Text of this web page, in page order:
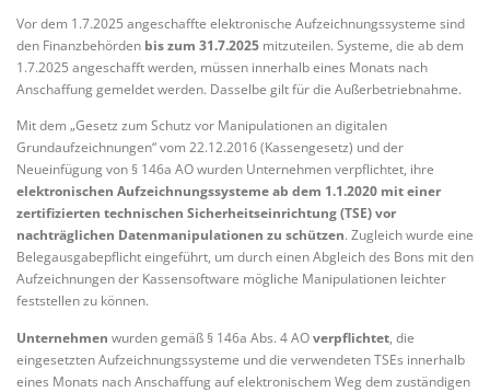
Vor dem 1.7.2025 angeschaffte elektronische Aufzeichnungssysteme sind
den Finanzbehörden bis zum 31.7.2025 mitzuteilen. Systeme, die ab dem
1.7.2025 angeschafft werden, müssen innerhalb eines Monats nach
Anschaffung gemeldet werden. Dasselbe gilt für die Außerbetriebnahme.
Mit dem „Gesetz zum Schutz vor Manipulationen an digitalen
Grundaufzeichnungen“ vom 22.12.2016 (Kassengesetz) und der
Neueinfügung von § 146a AO wurden Unternehmen verpflichtet, ihre
elektronischen Aufzeichnungssysteme ab dem 1.1.2020 mit einer
zertifizierten technischen Sicherheitseinrichtung (TSE) vor
nachträglichen Datenmanipulationen zu schützen. Zugleich wurde eine
Belegausgabepflicht eingeführt, um durch einen Abgleich des Bons mit den
Aufzeichnungen der Kassensoftware mögliche Manipulationen leichter
feststellen zu können.
Unternehmen wurden gemäß § 146a Abs. 4 AOverpflichtet, die
eingesetzten Aufzeichnungssysteme und die verwendeten TSEs innerhalb
eines Monats nach Anschaffung auf elektronischem Weg dem zuständigen